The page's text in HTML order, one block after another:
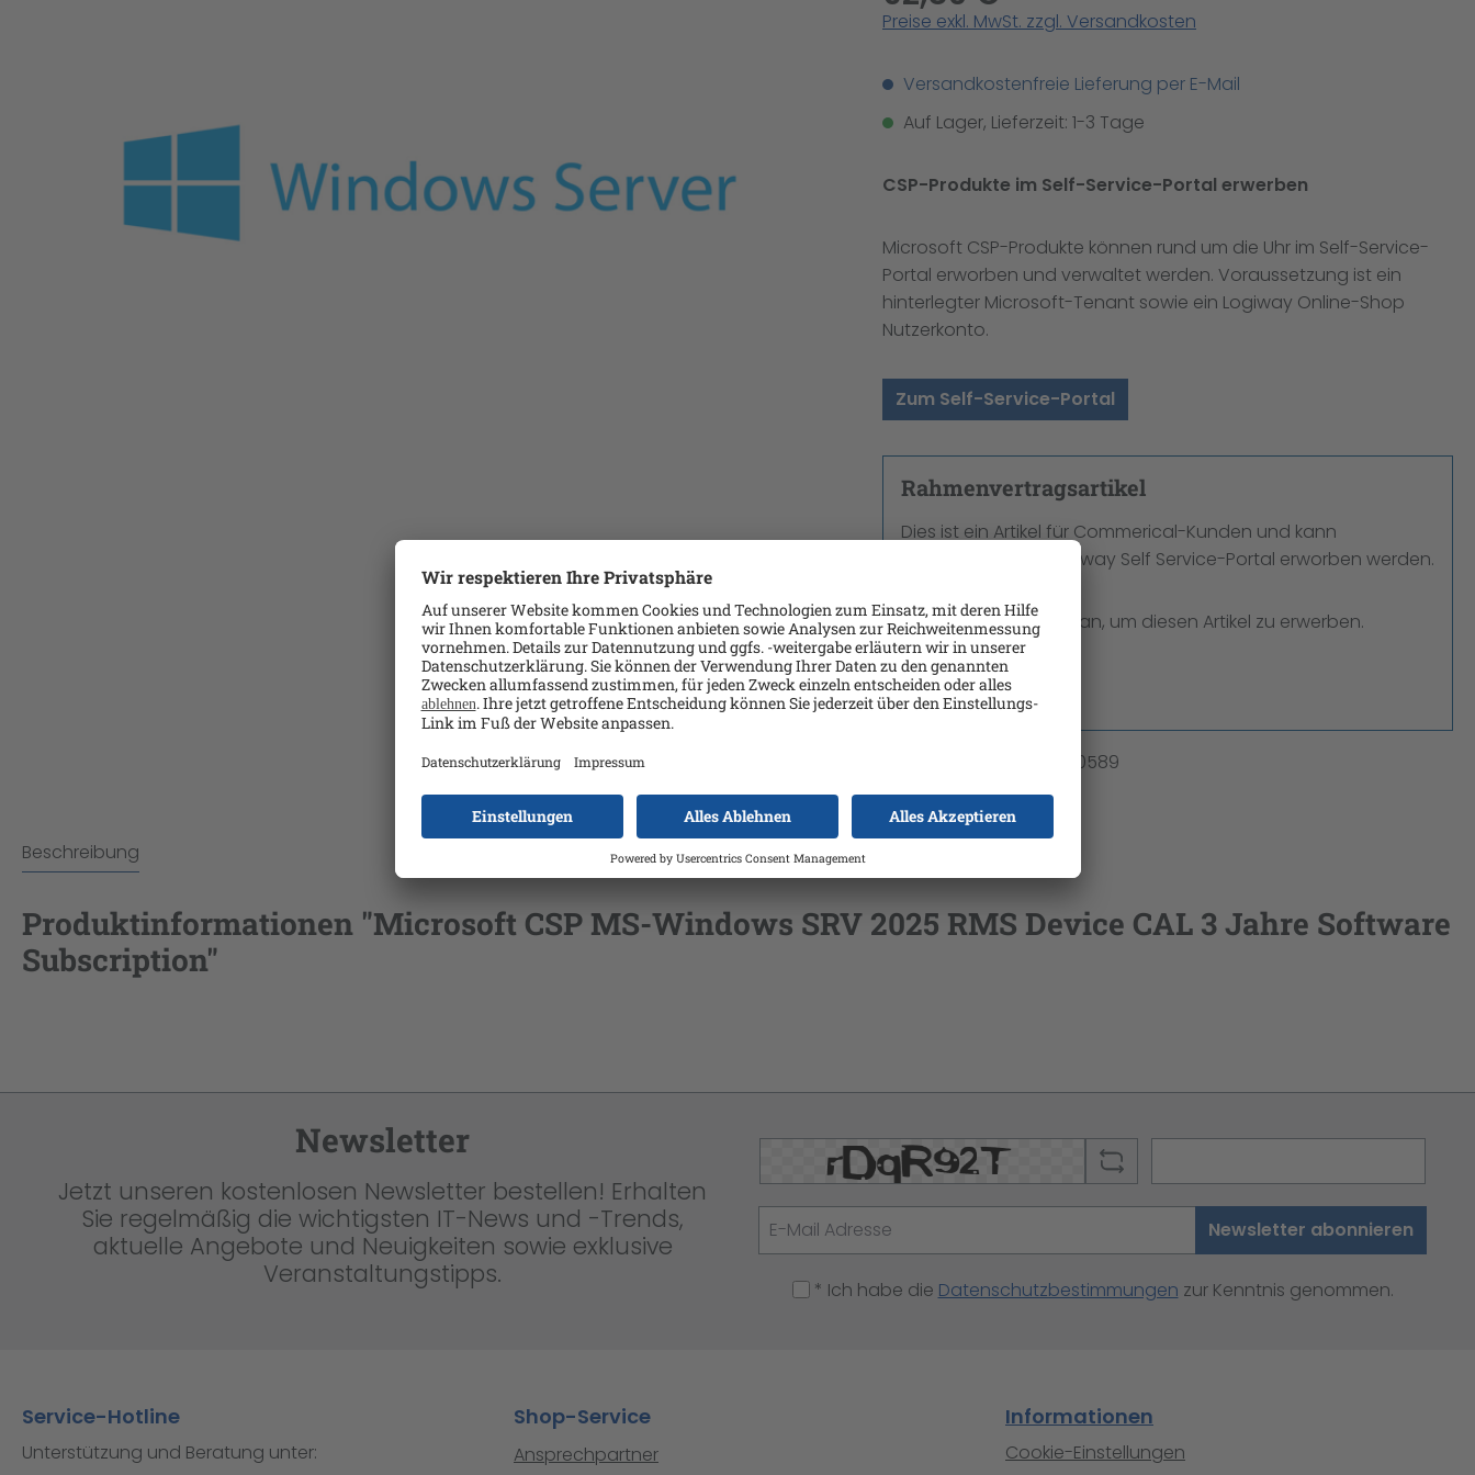
Preise exkl. MwSt. zzgl. Versandkosten
Versandkostenfreie Lieferung per E-Mail
Auf Lager, Lieferzeit: 1-3 Tage
CSP-Produkte im Self-Service-Portal erwerben
Microsoft CSP-Produkte können rund um die Uhr im Self-Service-
Portal erworben und verwaltet werden. Voraussetzung ist ein
hinterlegter Microsoft-Tenant sowie ein Logiway Online-Shop
Nutzerkonto.
Zum Self-Service-Portal
Rahmenvertragsartikel
Dies ist ein Artikel für Commerical-Kunden und kann
ausschließlich im Logway Self Service-Portal erworben werden.
Bitte melden Sie sich an, um diesen Artikel zu erwerben.
Anmelden
A0910589
Beschreibung
Produktinformationen "Microsoft CSP MS-Windows SRV 2025 RMS Device CAL 3 Jahre Software
Subscription"
Newsletter
Jetzt unseren kostenlosen Newsletter bestellen! Erhalten
Sie regelmäßig die wichtigsten IT-News und -Trends,
aktuelle Angebote und Neuigkeiten sowie exklusive
Veranstaltungstipps.
Newsletter abonnieren
* Ich habe die Datenschutzbestimmungen zur Kenntnis genommen.
Service-Hotline
Unterstützung und Beratung unter:
Shop-Service
Ansprechpartner
Informationen
Cookie-Einstellungen